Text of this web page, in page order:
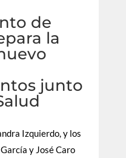
de
la
junto
Izquierdo, y los
y José Caro